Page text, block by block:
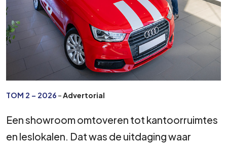
TOM 2 – 2026 – Advertorial
Een showroom omtoveren tot kantoorruimtes
en leslokalen. Dat was de uitdaging waar